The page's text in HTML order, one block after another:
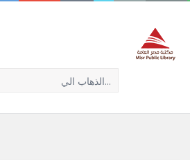
الذهاب الي...